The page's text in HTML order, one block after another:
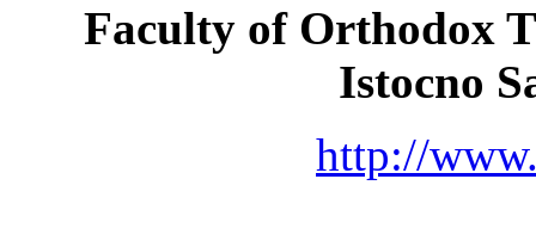
Faculty of Orthodox
Istocno
http://